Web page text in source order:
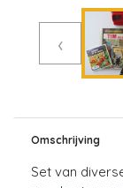
‹
Omschrijving
Set van